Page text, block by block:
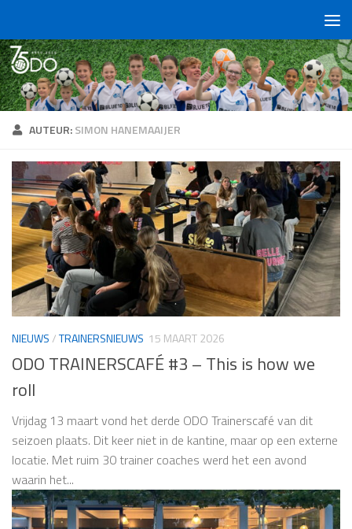
AUTEUR:SIMON HANEMAAIJER
NIEUWS/TRAINERSNIEUWS 15 MAART 2026
ODO TRAINERSCAFÉ #3 – This is how we
roll
Vrijdag 13 maart vond het derde ODO Trainerscafé van dit
seizoen plaats. Dit keer niet in de kantine, maar op een externe
locatie. Met ruim 30 trainer coaches werd het een avond
waarin het...